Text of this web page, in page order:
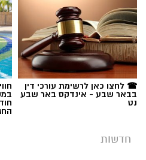
☎ לחצו כאן לרשימת עורכי דין
בבאר שבע - אינדקס באר שבע
נט
חדשות
אדמות מדינה